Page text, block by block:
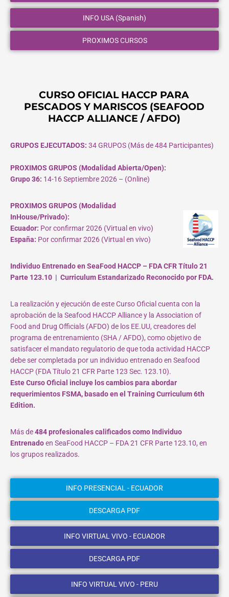
INFO USA (Spanish)
PROXIMOS CURSOS
CURSO OFICIAL HACCP PARA
PESCADOS Y MARISCOS (SEAFOOD
HACCP ALLIANCE / AFDO)
GRUPOS EJECUTADOS: 34 GRUPOS (Más de 484 Participantes)
PROXIMOS GRUPOS (Modalidad Abierta/Open):
Grupo 36: 14-16 Septiembre 2026 – (Online)
PROXIMOS GRUPOS (Modalidad
InHouse/Privado):
Ecuador: Por confirmar 2026 (Virtual en vivo)
España: Por confirmar 2026 (Virtual en vivo)
Individuo Entrenado en SeaFood HACCP – FDA CFR Título 21
Parte 123.10 | Curriculum Estandarizado Reconocido por FDA.
La realización y ejecución de este Curso Oficial cuenta con la
aprobación de la Seafood HACCP Alliance y la Association of
Food and Drug Officials (AFDO) de los EE.UU, creadores del
programa de entrenamiento (SHA / AFDO), como objetivo de
satisfacer el mandato regulatorio de que toda actividad HACCP
debe ser completada por un individuo entrenado en Seafood
HACCP (FDA Título 21 CFR Parte 123 Sec. 123.10).
Este Curso Oficial incluye los cambios para abordar
requerimientos FSMA, basado en el Training Curriculum 6th
Edition.
Más de484 profesionales calificados como Individuo
Entrenadoen SeaFood HACCP – FDA 21 CFR Parte 123.10, en
los grupos realizados.
INFO PRESENCIAL - ECUADOR
DESCARGA PDF
INFO VIRTUAL VIVO - ECUADOR
DESCARGA PDF
INFO VIRTUAL VIVO - PERU